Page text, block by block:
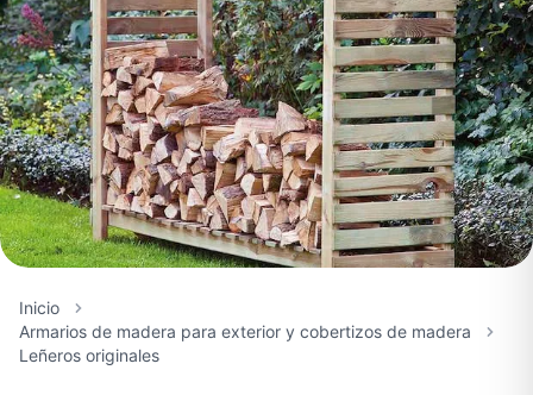
Inicio
Armarios de madera para exterior y cobertizos de madera
Leñeros originales